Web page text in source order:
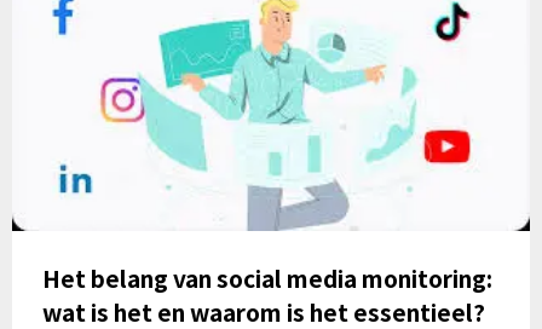
Het belang van social media monitoring:
wat is het en waarom is het essentieel?